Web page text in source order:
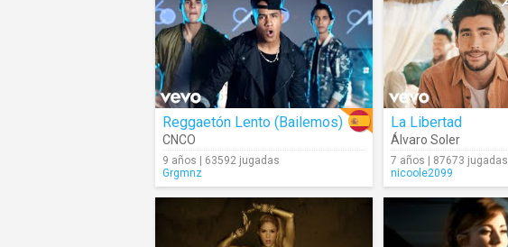
Reggaetón Lento (Bailemos)
CNCO
9 años | 63592 jugadas
Grgmnz
La Libertad
Álvaro Soler
7 años | 87673 jugadas
nicoole2099